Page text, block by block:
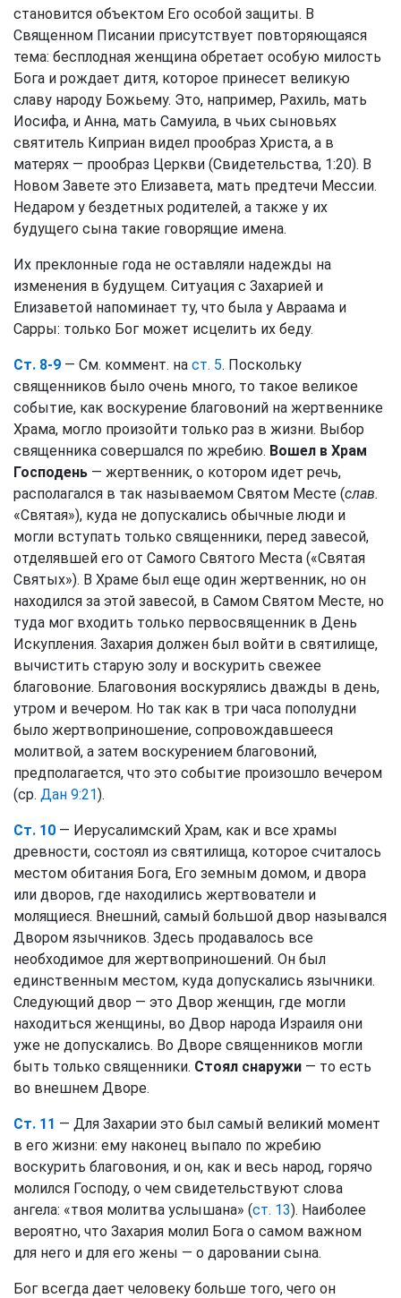
становится объектом Его особой защиты. В
Священном Писании присутствует повторяющаяся
тема: бесплодная женщина обретает особую милость
Бога и рождает дитя, которое принесет великую
славу народу Божьему. Это, например, Рахиль, мать
Иосифа, и Анна, мать Самуила, в чьих сыновьях
святитель Киприан видел прообраз Христа, а в
матерях — прообраз Церкви (Свидетельства, 1:20). В
Новом Завете это Елизавета, мать предтечи Мессии.
Недаром у бездетных родителей, а также у их
будущего сына такие говорящие имена.
Их преклонные года не оставляли надежды на
изменения в будущем. Ситуация с Захарией и
Елизаветой напоминает ту, что была у Авраама и
Сарры: только Бог может исцелить их беду.
Ст. 8-9 — См. коммент. на ст. 5. Поскольку
священников было очень много, то такое великое
событие, как воскурение благовоний на жертвеннике
Храма, могло произойти только раз в жизни. Выбор
священника совершался по жребию. Вошел в Храм
Господень — жертвенник, о котором идет речь,
располагался в так называемом Святом Месте (слав.
«Святая»), куда не допускались обычные люди и
могли вступать только священники, перед завесой,
отделявшей его от Самого Святого Места («Святая
Святых»). В Храме был еще один жертвенник, но он
находился за этой завесой, в Самом Святом Месте, но
туда мог входить только первосвященник в День
Искупления. Захария должен был войти в святилище,
вычистить старую золу и воскурить свежее
благовоние. Благовония воскурялись дважды в день,
утром и вечером. Но так как в три часа пополудни
было жертвоприношение, сопровождавшееся
молитвой, а затем воскурением благовоний,
предполагается, что это событие произошло вечером
(ср. Дан 9:21).
Ст. 10 — Иерусалимский Храм, как и все храмы
древности, состоял из святилища, которое считалось
местом обитания Бога, Его земным домом, и двора
или дворов, где находились жертвователи и
молящиеся. Внешний, самый большой двор назывался
Двором язычников. Здесь продавалось все
необходимое для жертвоприношений. Он был
единственным местом, куда допускались язычники.
Следующий двор — это Двор женщин, где могли
находиться женщины, во Двор народа Израиля они
уже не допускались. Во Дворе священников могли
быть только священники. Стоял снаружи — то есть
во внешнем Дворе.
Ст. 11 — Для Захарии это был самый великий момент
в его жизни: ему наконец выпало по жребию
воскурить благовония, и он, как и весь народ, горячо
молился Господу, о чем свидетельствуют слова
ангела: «твоя молитва услышана» (ст. 13). Наиболее
вероятно, что Захария молил Бога о самом важном
для него и для его жены — о даровании сына.
Бог всегда дает человеку больше того, чего он